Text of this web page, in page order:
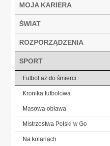
MOJA KARIERA
ŚWIAT
ROZPORZĄDZENIA
SPORT
Futbol aż do śmierci
Kronika futbolowa
Masowa obława
Mistrzostwa Polski w Go
Na kolanach